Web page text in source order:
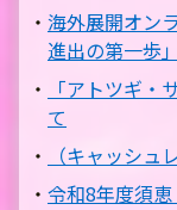
海外展開オン
進出の第一歩
「アトツギ
て
（キャッシ
令和8年度須